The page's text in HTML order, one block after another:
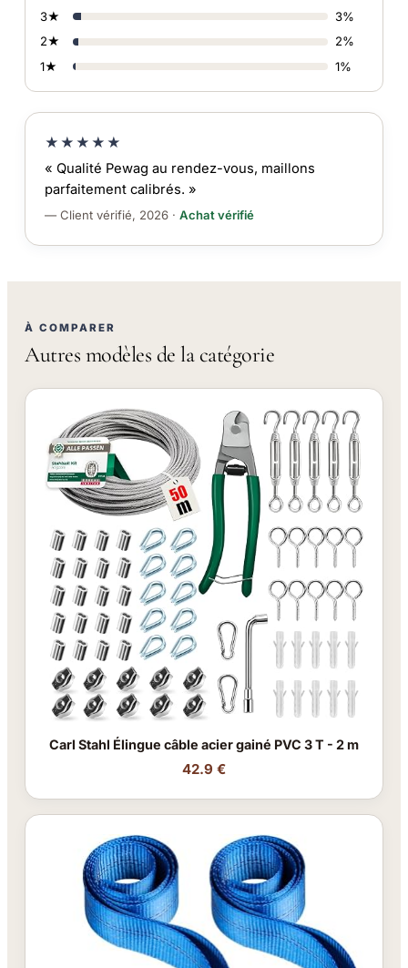
3★
3%
2★
2%
1★
1%
★★★★★
« Qualité Pewag au rendez-vous, maillons
parfaitement calibrés. »
— Client vérifié, 2026 · Achat vérifié
À COMPARER
Autres modèles de la catégorie
Carl Stahl Élingue câble acier gainé PVC 3 T - 2 m
42.9 €